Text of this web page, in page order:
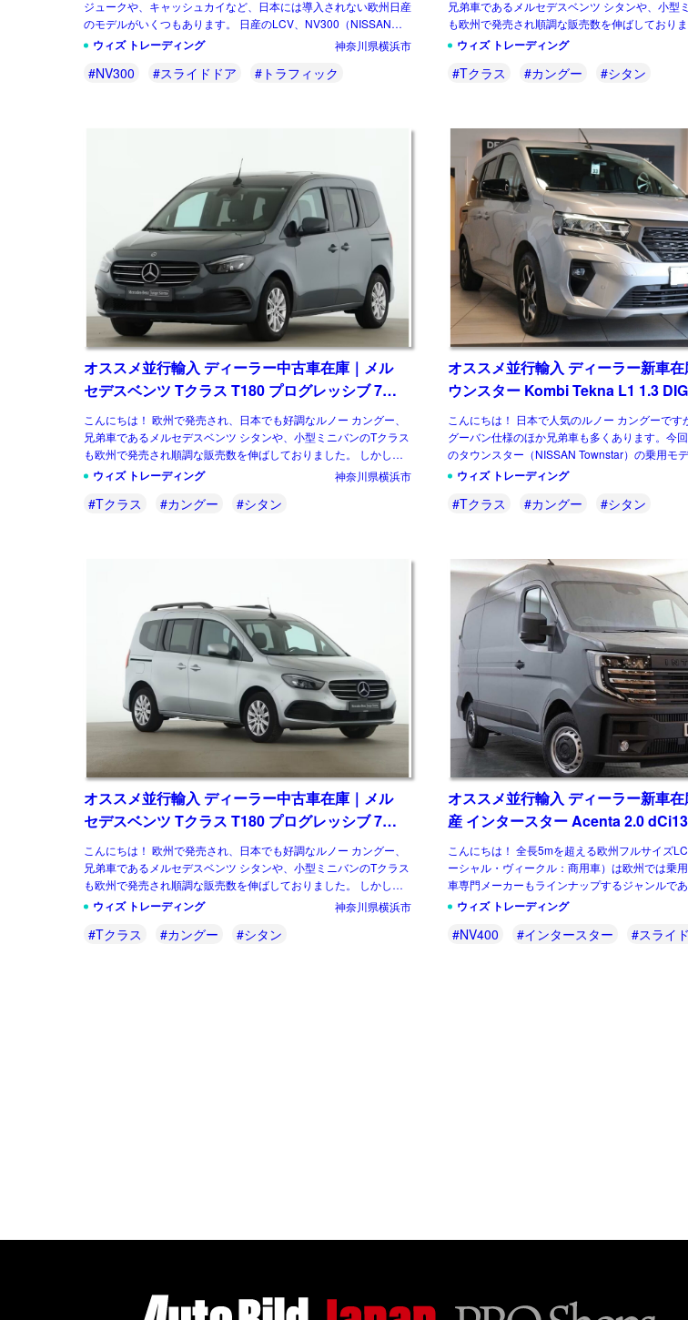
ジュークや、キャッシュカイなど、日本には導入されない欧州日産
のモデルがいくつもあります。 日産のLCV、NV300（NISSAN
NV300）もその一台です。2 […]
ウィズ トレーディング 神奈川県横浜市
#NV300 #スライドドア #トラフィック
兄弟車であるメルセデスベンツ シタンや、小型
も欧州で発売され順調な販売数を伸ばしており
メルセデスベンツは小型商用車からの撤 […]
ウィズ トレーディング
#Tクラス #カングー #シタン
オススメ並行輸入 ディーラー中古車在庫｜メル
セデスベンツ Tクラス T180 プログレッシブ 7AT
左ハンドル
こんにちは！ 欧州で発売され、日本でも好調なルノー カングー、
兄弟車であるメルセデスベンツ シタンや、小型ミニバンのTクラス
も欧州で発売され順調な販売数を伸ばしておりました。 しかし先
日、メルセデスベンツは小型商用車から […]
ウィズ トレーディング 神奈川県横浜市
#Tクラス #カングー #シタン
オススメ並行輸入 ディーラー新車在
ウンスター Kombi Tekna L1 1.3
7EDC 左ハンドル
こんにちは！ 日本で人気のルノー カングーです
グーバン仕様のほか兄弟車も多くあります。今
のタウンスター（NISSAN Townstar）の乗用モ
（Kombi）です。取引 […]
ウィズ トレーディング
#Tクラス #カングー #シタン
オススメ並行輸入 ディーラー中古車在庫｜メル
セデスベンツ Tクラス T180 プログレッシブ 7AT
左ハンドル
こんにちは！ 欧州で発売され、日本でも好調なルノー カングー、
兄弟車であるメルセデスベンツ シタンや、小型ミニバンのTクラス
も欧州で発売され順調な販売数を伸ばしておりました。 しかし先
日、メルセデスベンツは小型商用車から […]
ウィズ トレーディング 神奈川県横浜市
#Tクラス #カングー #シタン
オススメ並行輸入 ディーラー新車
産 インタースター Acenta 2.0
L2H2 右ハンドル
こんにちは！ 全長5mを超える欧州フルサイズ
ーシャル・ヴィークル：商用車）は欧州では乗
車専門メーカーもラインナップするジャンルであ
国産商用バンに相当するものはなく、欧 […]
ウィズ トレーディング
#NV400 #インタースター #スライ